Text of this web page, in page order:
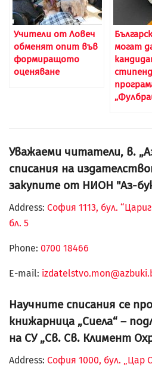
Учители от Ловеч
обменят опит във
формиращото
оценяване
могат
Уважаеми читатели, в.
списания на
закупите от НИОН "Аз-
Address: София 1113, бул.
бл. 5
Phone: 0700 18466
Е-mail:
Научните списания се
книжарница „Сиела“ –
на СУ „Св. Св. Климент
Address: София 1000, бул. „Цар